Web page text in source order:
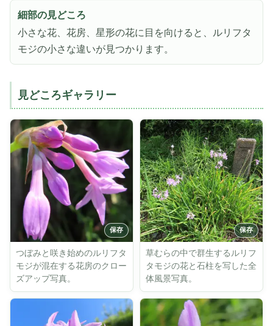
細部の見どころ
小さな花、花房、星形の花に目を向けると、ルリフタ
モジの小さな違いが見つかります。
見どころギャラリー
つぼみと咲き始めのルリフタ
モジが混在する花房のクロー
ズアップ写真。
草むらの中で群生するルリフ
タモジの花と石柱を写した全
体風景写真。